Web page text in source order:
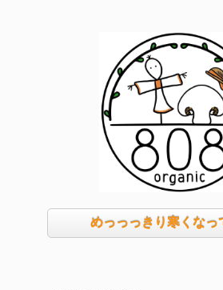
めっっっきり寒くなっ